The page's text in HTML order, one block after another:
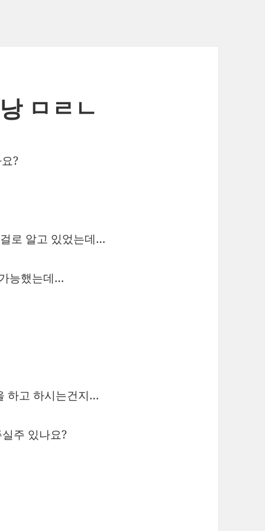
ㅁㄹㄴ
?
로 알고 있었는데…
능했는데…
하고 하시는건지…
주 있나요?